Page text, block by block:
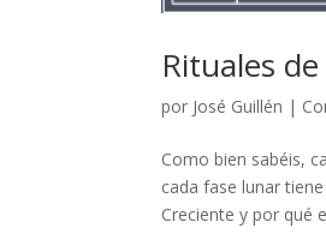
Rituales
por José Guillén |
Como bien sabéis,
cada fase lunar
Creciente y por qué